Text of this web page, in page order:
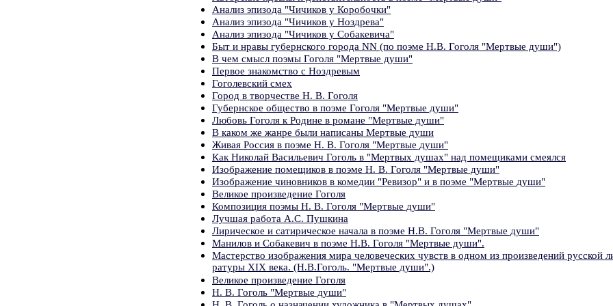
Анализ эпизода "Чичиков у Коробочки"
Анализ эпизода "Чичиков у Ноздрева"
Анализ эпизода "Чичиков у Собакевича"
Быт и нравы губернского города NN (по поэме Н.В. Гоголя "Мертвые души")
В чем смысл поэмы Гоголя "Мертвые души"
Первое знакомство с Ноздревым
Гоголевский смех
Город в творчестве Н. В. Гоголя
Губернское общество в поэме Гоголя "Мертвые души"
Любовь Гоголя к Родине в романе "Мертвые души"
В каком же жанре были написаны Мертвые души
Живая Россия в поэме Н. В. Гоголя "Мертвые души"
Как Николай Васильевич Гоголь в "Мертвых душах" над помещиками смеялся
Изображение помещиков в поэме Н. В. Гоголя "Мертвые души"
Изображение чиновников в комедии "Ревизор" и в поэме "Мертвые души"
Великое произведение Гоголя
Композиция поэмы Н. В. Гоголя "Мертвые души"
Лучшая работа А.С. Пушкина
Лирическое и сатирическое начала в поэме Н.В. Гоголя "Мертвые души"
Манилов и Собакевич в поэме Н.В. Гоголя "Мертвые души".
Мастерство изображения мира человеческих чувств в одном из произведений русской
ратуры XIX века. (Н.В.Гоголь. "Мертвые души".)
Великое произведение Гоголя
Н. В. Гоголь "Мертвые души"